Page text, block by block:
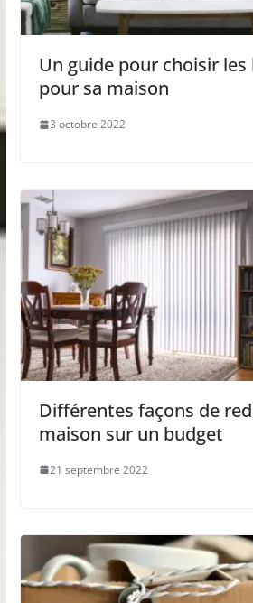
Un guide pour choisir
pour sa maison
3 octobre 2022
Différentes façons de
maison sur un budget
21 septembre 2022